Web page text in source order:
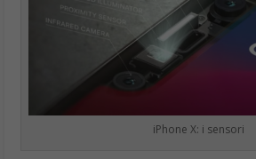
iPhone X: i sensori